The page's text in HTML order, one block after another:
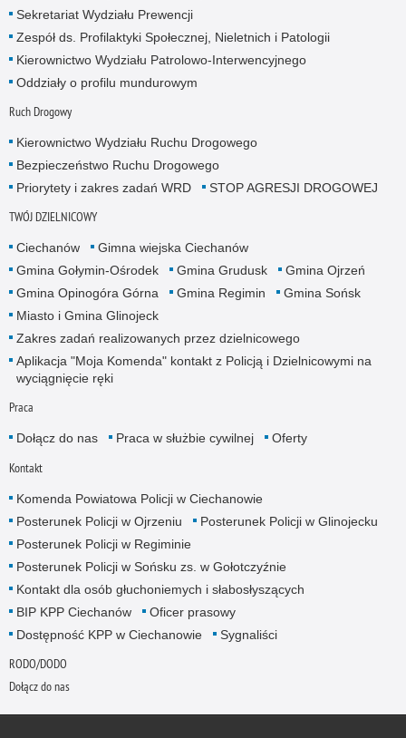
Sekretariat Wydziału Prewencji
Zespół ds. Profilaktyki Społecznej, Nieletnich i Patologii
Kierownictwo Wydziału Patrolowo-Interwencyjnego
Oddziały o profilu mundurowym
Ruch Drogowy
Kierownictwo Wydziału Ruchu Drogowego
Bezpieczeństwo Ruchu Drogowego
Priorytety i zakres zadań WRD
STOP AGRESJI DROGOWEJ
TWÓJ DZIELNICOWY
Ciechanów
Gimna wiejska Ciechanów
Gmina Gołymin-Ośrodek
Gmina Grudusk
Gmina Ojrzeń
Gmina Opinogóra Górna
Gmina Regimin
Gmina Sońsk
Miasto i Gmina Glinojeck
Zakres zadań realizowanych przez dzielnicowego
Aplikacja "Moja Komenda" kontakt z Policją i Dzielnicowymi na
wyciągnięcie ręki
Praca
Dołącz do nas Praca w służbie cywilnej Oferty
Kontakt
Komenda Powiatowa Policji w Ciechanowie
Posterunek Policji w Ojrzeniu
Posterunek Policji w Glinojecku
Posterunek Policji w Regiminie
Posterunek Policji w Sońsku zs. w Gołotczyźnie
Kontakt dla osób głuchoniemych i słabosłyszących
BIP KPP Ciechanów
Oficer prasowy
Dostępność KPP w Ciechanowie
Sygnaliści
RODO/DODO
Dołącz do nas